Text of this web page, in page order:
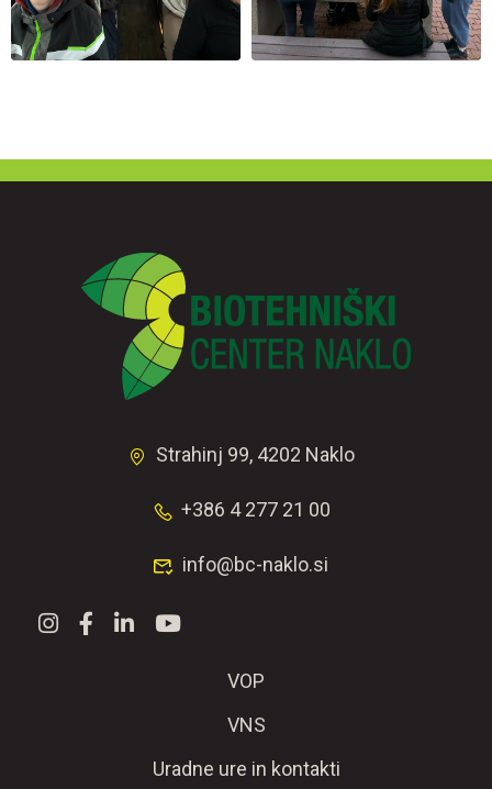
Strahinj 99, 4202 Naklo
+386 4 277 21 00
info@bc-naklo.si
VOP
VNS
Uradne ure in kontakti